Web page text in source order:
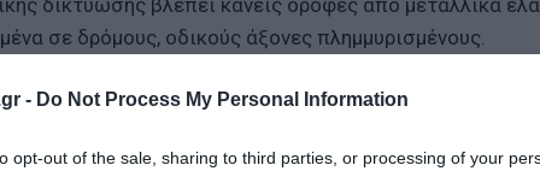
- Do Not Process My Personal Information
opt-out of the sale, sharing to third parties, or processing of your
δικτύωσης βλέπει κανείς οροφές από μεταλλικά
σε δρόμους, οδικούς άξονες πλημμυρισμένους.
αερολιμένων «του Κέιπ Τάουν και της Τζορτζ»,
αεροδρομίων ACSA.